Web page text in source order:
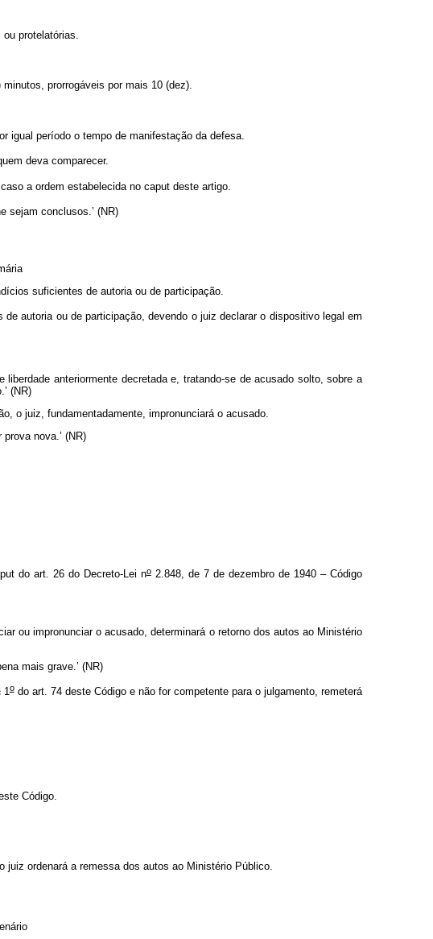
protelatórias.
prorrogáveis por mais 10 (dez).
igual período o tempo de manifestação da defesa.
deva comparecer.
a ordem estabelecida no caput deste artigo.
sejam conclusos.’ (NR)
suficientes de autoria ou de participação.
autoria ou de participação, devendo o juiz declarar o dispositivo legal em
anteriormente decretada e, tratando-se de acusado solto, sobre a
(NR)
o juiz, fundamentadamente, impronunciará o acusado.
nova.’ (NR)
do art. 26 do Decreto-Lei no2.848, de 7 de dezembro de 1940 – Código
ou impronunciar o acusado, determinará o retorno dos autos ao Ministério
mais grave.’ (NR)
1odo art. 74 deste Código e não for competente para o julgamento, remeterá
Código.
ordenará a remessa dos autos ao Ministério Público.